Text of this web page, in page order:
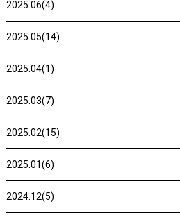
2025.06(4)
2025.05(14)
2025.04(1)
2025.03(7)
2025.02(15)
2025.01(6)
2024.12(5)